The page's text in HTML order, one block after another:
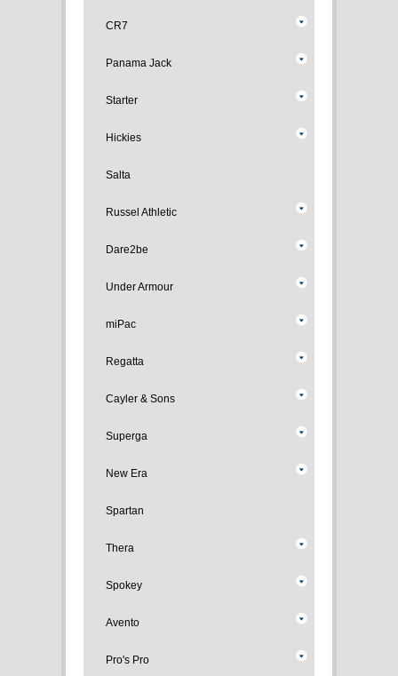
CR7
Panama Jack
Starter
Hickies
Salta
Russel Athletic
Dare2be
Under Armour
miPac
Regatta
Cayler & Sons
Superga
New Era
Spartan
Thera
Spokey
Avento
Pro's Pro